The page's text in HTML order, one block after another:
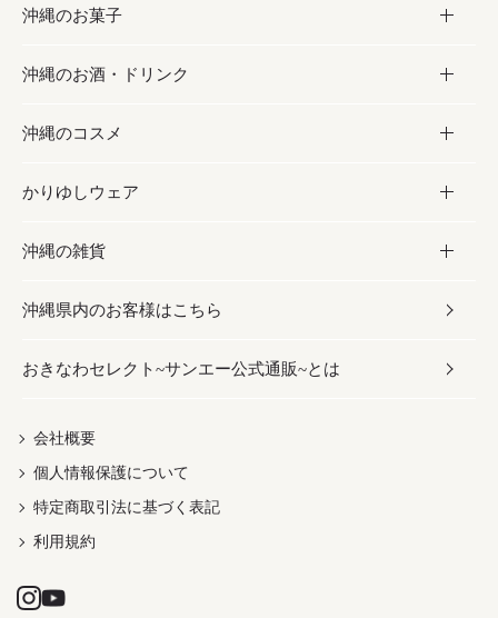
お肉
海産物
缶詰／パウチ
沖縄料理
沖縄そば／乾麺
レトルト食品
乾物／粉類
調味料
砂糖／黒砂糖
塩
お酢／ドレッシング
しょうゆ
みそ
だし／スパイス／島唐辛子
沖縄のお菓子
お菓子
黒糖
ちんすこう
伝統菓子
スナック
おつまみ
紅芋
沖縄のお酒・ドリンク
お酒・ドリンク
泡盛
ビール・チューハイ
ワイン・ウィスキー・カクテル
ドリンク
茶葉
沖縄のコスメ
コスメ
スキンケア
ボディケア
ヘアケア
UVケア
かりゆしウェア
かりゆしウェア
メンズ
レディース
沖縄の雑貨
雑貨
沖縄ファッション
伝統工芸品
沖縄県内のお客様はこちら
おきなわセレクト~サンエー公式通販~とは
会社概要
個人情報保護について
特定商取引法に基づく表記
利用規約